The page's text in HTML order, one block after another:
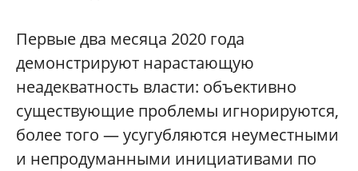
Первые два месяца 2020 года
демонстрируют нарастающую
неадекватность власти: объективно
существующие проблемы игнорируются,
более того — усугубляются неуместными
и непродуманными инициативами по